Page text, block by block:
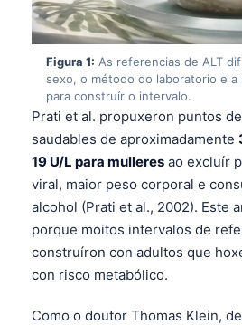
Figura 1: As referencias de ALT
sexo, o método do laboratorio e a
para construír o intervalo.
Prati et al. propuxeron puntos
saudables de aproximadamente
19 U/L para mulleres ao excluír
viral, maior peso corporal e
alcohol (Prati et al., 2002). Este
porque moitos intervalos de
construíron con adultos que
con risco metabólico.
Como o doutor Thomas Klein,